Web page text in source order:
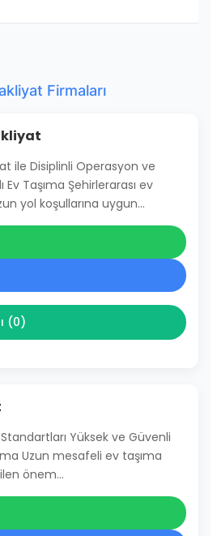
Firmaları
ile Disiplinli Operasyon ve
Taşıma Şehirlerarası ev
yol koşullarına uygun…
(0)
Yüksek ve Güvenli
Uzun mesafeli ev taşıma
önem…